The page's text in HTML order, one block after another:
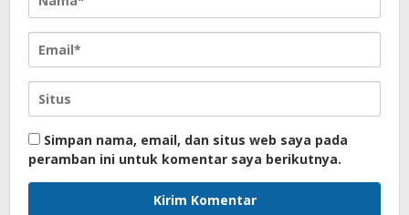
Simpan nama, email, dan situs web saya pada
peramban ini untuk komentar saya berikutnya.